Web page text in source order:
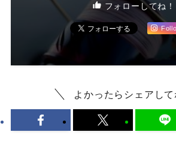
フォローしてね！
よかったらシェアして